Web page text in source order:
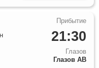
21:30
Глазов
Глазов АВ